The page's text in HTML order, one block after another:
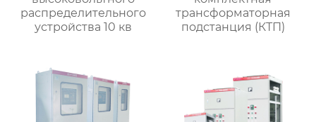
распределительного
устройства 10 кв
трансформаторная
подстанция (КТП)